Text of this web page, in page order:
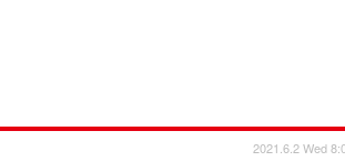
2021.6.2 Wed